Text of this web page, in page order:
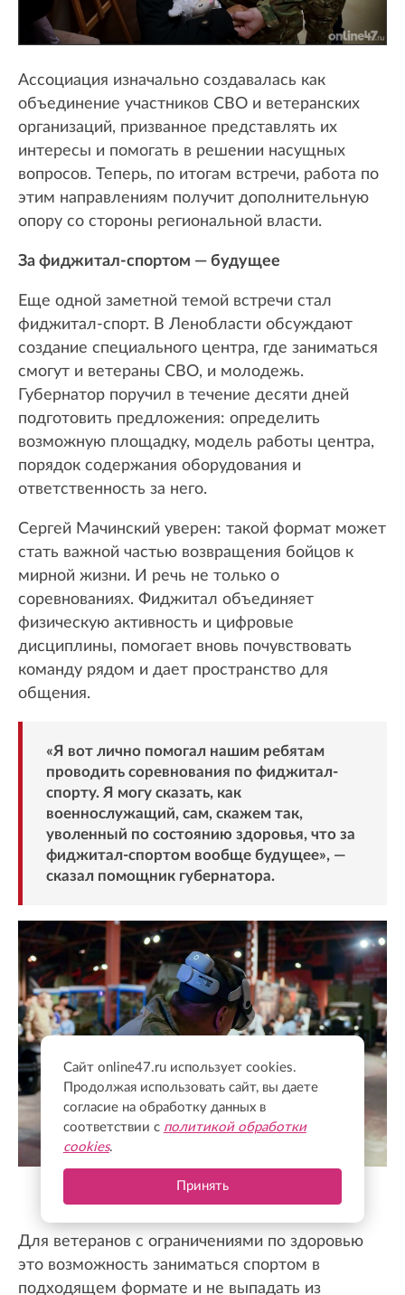
Ассоциация изначально создавалась как
объединение участников СВО и ветеранских
организаций, призванное представлять их
интересы и помогать в решении насущных
вопросов. Теперь, по итогам встречи, работа по
этим направлениям получит дополнительную
опору со стороны региональной власти.
За фиджитал-спортом — будущее
Еще одной заметной темой встречи стал
фиджитал-спорт. В Ленобласти обсуждают
создание специального центра, где заниматься
смогут и ветераны СВО, и молодежь.
Губернатор поручил в течение десяти дней
подготовить предложения: определить
возможную площадку, модель работы центра,
порядок содержания оборудования и
ответственность за него.
Сергей Мачинский уверен: такой формат может
стать важной частью возвращения бойцов к
мирной жизни. И речь не только о
соревнованиях. Фиджитал объединяет
физическую активность и цифровые
дисциплины, помогает вновь почувствовать
команду рядом и дает пространство для
общения.
«Я вот лично помогал нашим ребятам
проводить соревнования по фиджитал-
спорту. Я могу сказать, как
военнослужащий, сам, скажем так,
уволенный по состоянию здоровья, что за
фиджитал-спортом вообще будущее», —
сказал помощник губернатора.
Федерация фиджитал-спорта по ЛО
Для ветеранов с ограничениями по здоровью
это возможность заниматься спортом в
подходящем формате и не выпадать из
Сайт online47.ru использует cookies.
Продолжая использовать сайт, вы даете
согласие на обработку данных в
соответствии с политикой обработки
cookies.
Принять